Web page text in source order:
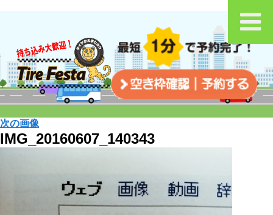
次の画像
IMG_20160607_140343